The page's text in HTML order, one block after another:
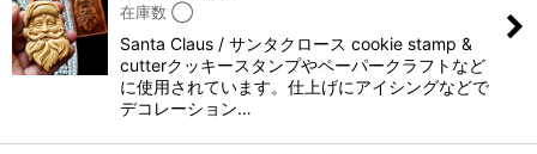
在庫数 ◯
Santa Claus / サンタクロース cookie stamp &
cutterクッキースタンプやペーパークラフトなど
に使用されています。仕上げにアイシングなどで
デコレーション…